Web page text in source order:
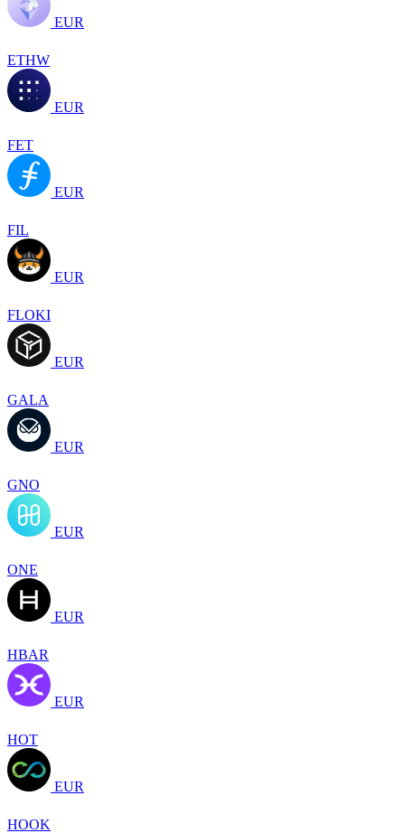
EUR
ETHW
EUR
FET
EUR
FIL
EUR
FLOKI
EUR
GALA
EUR
GNO
EUR
ONE
EUR
HBAR
EUR
HOT
EUR
HOOK